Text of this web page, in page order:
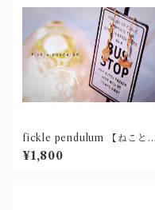
fickle pendulum 【ねことさ
かなピアス(チタン有)】
¥1,800